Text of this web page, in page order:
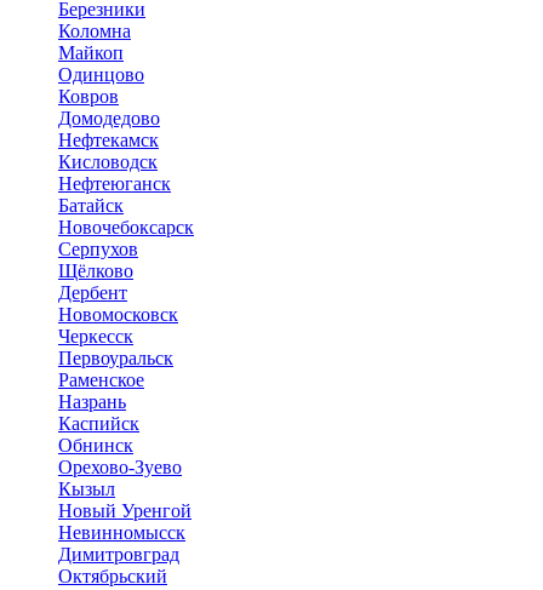
Березники
Коломна
Майкоп
Одинцово
Ковров
Домодедово
Нефтекамск
Кисловодск
Нефтеюганск
Батайск
Новочебоксарск
Серпухов
Щёлково
Дербент
Новомосковск
Черкесск
Первоуральск
Раменское
Назрань
Каспийск
Обнинск
Орехово-Зуево
Кызыл
Новый Уренгой
Невинномысск
Димитровград
Октябрьский